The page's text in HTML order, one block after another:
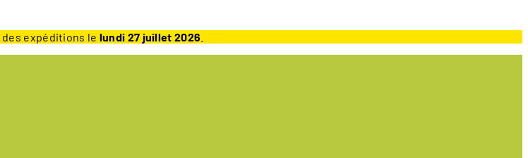
expéditions le lundi 27 juillet 2026